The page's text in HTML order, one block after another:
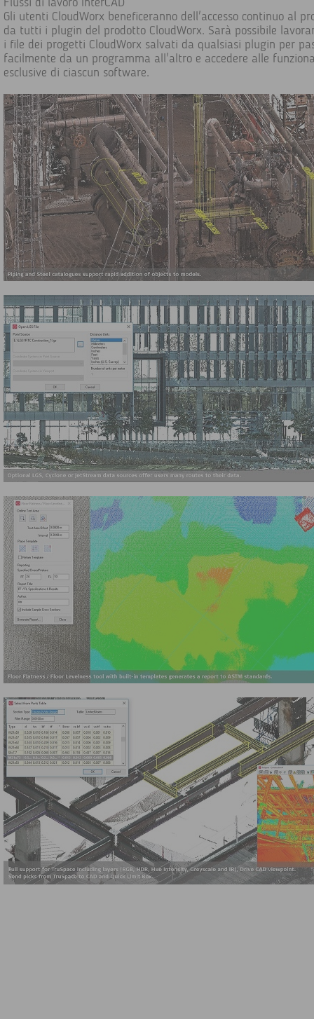
Flussi di lavoro InterCAD
Gli utenti CloudWorx beneficeranno dell'accesso continuo al
da tutti i plugin del prodotto CloudWorx. Sarà possibile
i file dei progetti CloudWorx salvati da qualsiasi plugin per
facilmente da un programma all'altro e accedere alle
esclusive di ciascun software.